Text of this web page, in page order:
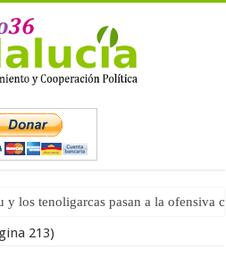
y los tenoligarcas pasan a la ofensiva
213)